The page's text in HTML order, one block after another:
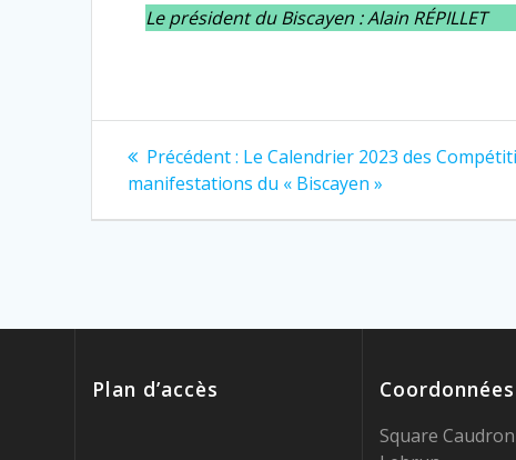
Le président du Biscayen : Alain RÉPILLET
Navigation
de
Précédent : Article
précédent
Le Calendrier 2023 des
manifestations du « Biscayen »
Plan d’accès Coordonnées
Square